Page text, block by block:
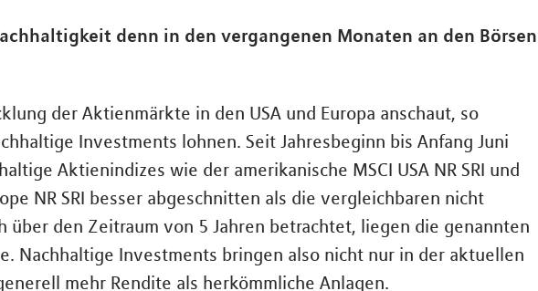
denn in den vergangenen Monaten an den Börsen
der Aktienmärkte in den USA und Europa anschaut, so
Investments lohnen. Seit Jahresbeginn bis Anfang Juni
Aktienindizes wie der amerikanische MSCI USA NR SRI und
NR SRI besser abgeschnitten als die vergleichbaren nicht
über den Zeitraum von 5 Jahren betrachtet, liegen die genannten
Nachhaltige Investments bringen also nicht nur in der aktuellen
mehr Rendite als herkömmliche Anlagen.